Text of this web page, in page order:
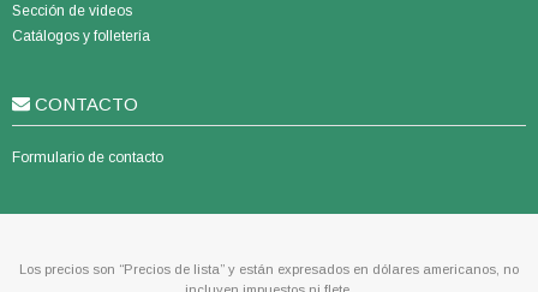
Sección de videos
Catálogos y folletería
CONTACTO
Formulario de contacto
Los precios son “Precios de lista” y están expresados en dólares americanos, no